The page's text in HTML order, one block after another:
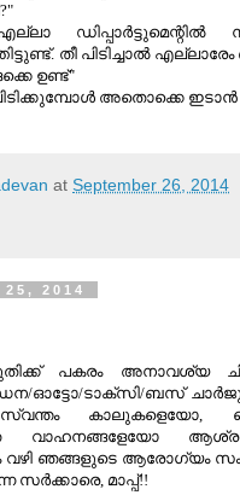
തീ പിടിച്ചാല്‍ എല്ലാരേം
ഉണ്ട്"
അതൊക്കെ ഇടാന്‍
at September 26, 2014
2014
പകരം അനാവശ്യ
ഓട്ടോ/ടാക്സി/ബസ്
സ്വന്തം
വാഹനങ്ങളേയോ
വഴി ഞങ്ങളുടെ ആരോഗ്യം
സര്‍ക്കാരെ, മാപ്പ്!!